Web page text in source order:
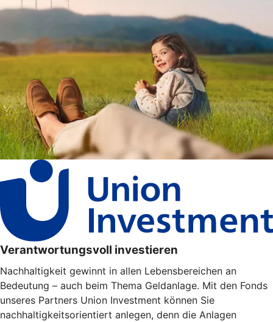
Verantwortungsvoll investieren
Nachhaltigkeit gewinnt in allen Lebensbereichen an
Bedeutung – auch beim Thema Geldanlage. Mit den Fonds
unseres Partners Union Investment können Sie
nachhaltigkeitsorientiert anlegen, denn die Anlagen